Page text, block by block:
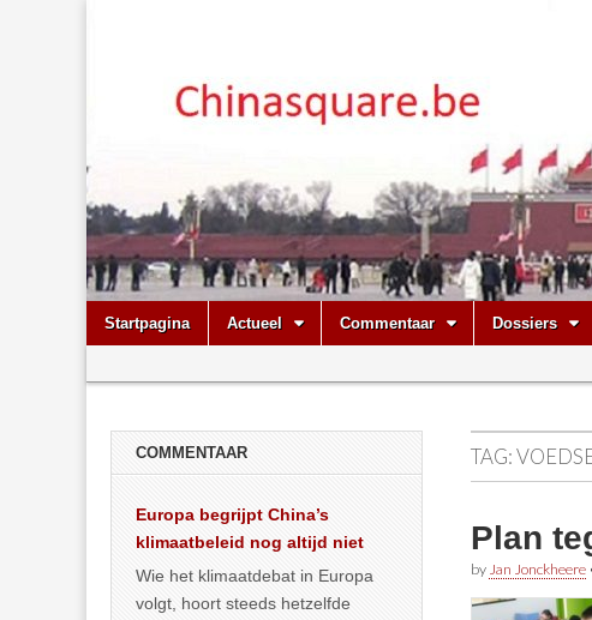
Chinasquare.be
Main
menu
Skip
Startpagina Actueel Commentaar Dossiers
menu
TAG:
Plan
by Jan Jonckheere
COMMENTAAR
Europa begrijpt China’s
klimaatbeleid nog altijd niet
Wie het klimaatdebat in Europa
volgt, hoort steeds hetzelfde